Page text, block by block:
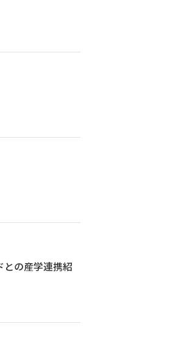
との産学連携紹